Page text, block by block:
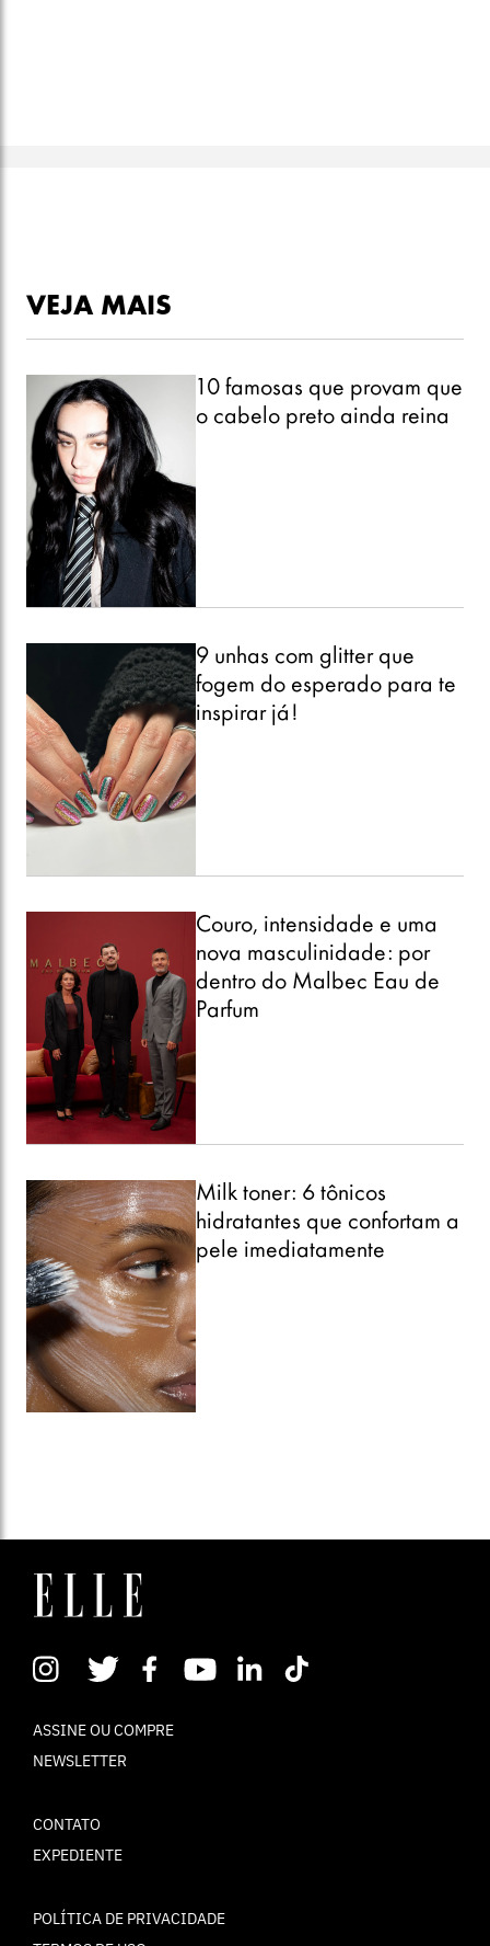
VEJA MAIS
10 famosas que provam que
o cabelo preto ainda reina
9 unhas com glitter que
fogem do esperado para te
inspirar já!
Couro, intensidade e uma
nova masculinidade: por
dentro do Malbec Eau de
Parfum
Milk toner: 6 tônicos
hidratantes que confortam a
pele imediatamente
ASSINE OU COMPRE
NEWSLETTER
CONTATO
EXPEDIENTE
POLÍTICA DE PRIVACIDADE